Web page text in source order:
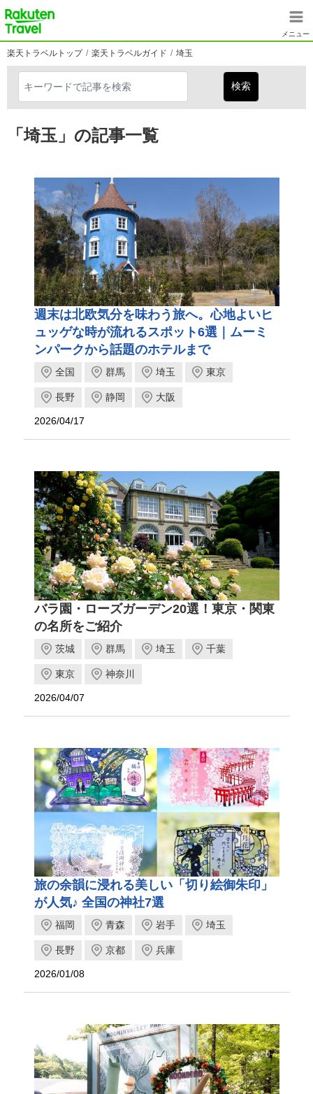
メニュー
楽天トラベルトップ 楽天トラベルガイド 埼玉
「埼玉」の記事一覧
週末は北欧気分を味わう旅へ。心地よいヒ
ュッゲな時が流れるスポット6選｜ムーミ
ンパークから話題のホテルまで
全国 群馬 埼玉 東京
長野 静岡 大阪
2026/04/17
バラ園・ローズガーデン20選！東京・関東
の名所をご紹介
茨城 群馬 埼玉 千葉
東京 神奈川
2026/04/07
旅の余韻に浸れる美しい「切り絵御朱印」
が人気♪ 全国の神社7選
福岡 青森 岩手 埼玉
長野 京都 兵庫
2026/01/08